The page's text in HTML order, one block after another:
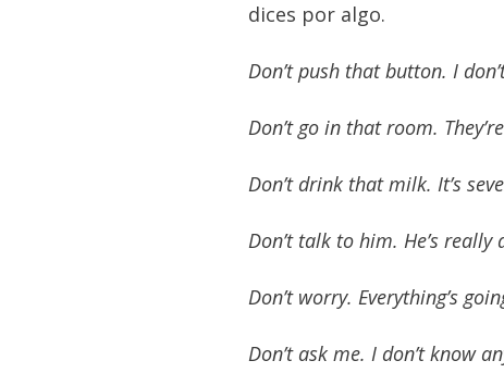
dices por algo.
Don’t push that button. I
Don’t go in that room.
Don’t drink that milk. It’s
Don’t talk to him. He’s
Don’t worry. Everything’s
Don’t ask me. I don’t know